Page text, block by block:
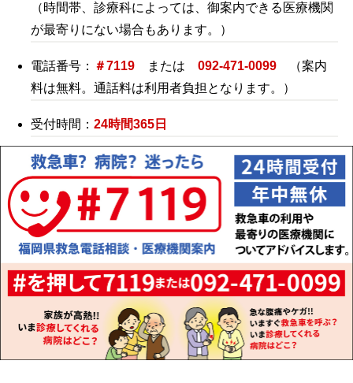
（時間帯、診療科によっては、御案内できる医療機関
が最寄りにない場合もあります。）
電話番号： ＃7119 または092-471-0099 （案内
料は無料。通話料は利用者負担となります。）
受付時間：24時間365日